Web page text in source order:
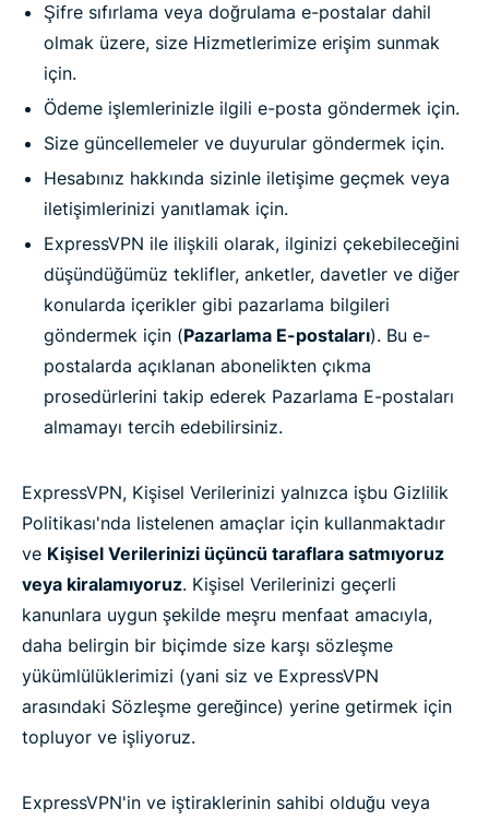
Şifre sıfırlama veya doğrulama e-postalar dahil
olmak üzere, size Hizmetlerimize erişim sunmak
için.
Ödeme işlemlerinizle ilgili e-posta göndermek için.
Size güncellemeler ve duyurular göndermek için.
Hesabınız hakkında sizinle iletişime geçmek veya
iletişimlerinizi yanıtlamak için.
ExpressVPN ile ilişkili olarak, ilginizi çekebileceğini
düşündüğümüz teklifler, anketler, davetler ve diğer
konularda içerikler gibi pazarlama bilgileri
göndermek için (Pazarlama E-postaları). Bu e-
postalarda açıklanan abonelikten çıkma
prosedürlerini takip ederek Pazarlama E-postaları
almamayı tercih edebilirsiniz.
ExpressVPN, Kişisel Verilerinizi yalnızca işbu Gizlilik
Politikası'nda listelenen amaçlar için kullanmaktadır
ve Kişisel Verilerinizi üçüncü taraflara satmıyoruz
veya kiralamıyoruz. Kişisel Verilerinizi geçerli
kanunlara uygun şekilde meşru menfaat amacıyla,
daha belirgin bir biçimde size karşı sözleşme
yükümlülüklerimizi (yani siz ve ExpressVPN
arasındaki Sözleşme gereğince) yerine getirmek için
topluyor ve işliyoruz.
ExpressVPN'in ve iştiraklerinin sahibi olduğu veya